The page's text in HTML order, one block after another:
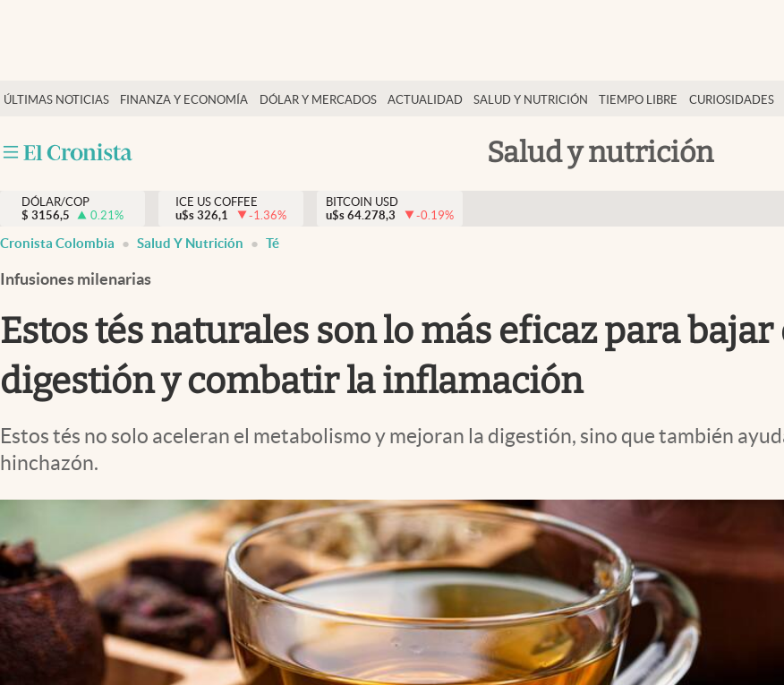
ÚLTIMAS NOTICIAS FINANZA Y ECONOMÍA DÓLAR Y MERCADOS ACTUALIDAD SALUD Y NUTRICIÓN TIEMPO LIBRE CURIOSIDADES
Salud y nutrición
Salud y nutrición
Tiempo libre
Dólar y mercados
Curiosidades
DÓLAR/COP
$ 3156,5 0.21%
ICE US COFFEE
u$s 326,1 -1.36%
BITCOIN USD
u$s 64.278,3 -0.19%
Cronista Colombia Salud Y Nutrición Té
Infusiones milenarias
Estos tés naturales son lo más eficaz para
digestión y combatir la inflamación
Estos tés no solo aceleran el metabolismo y mejoran la digestión, sino que también
hinchazón.